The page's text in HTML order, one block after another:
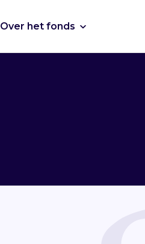
Over het fonds